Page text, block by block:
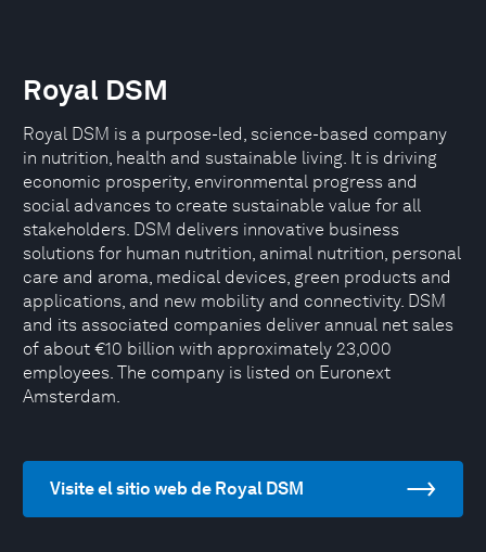
Royal DSM
Royal DSM is a purpose-led, science-based company
in nutrition, health and sustainable living. It is driving
economic prosperity, environmental progress and
social advances to create sustainable value for all
stakeholders. DSM delivers innovative business
solutions for human nutrition, animal nutrition, personal
care and aroma, medical devices, green products and
applications, and new mobility and connectivity. DSM
and its associated companies deliver annual net sales
of about €10 billion with approximately 23,000
employees. The company is listed on Euronext
Amsterdam.
Visite el sitio web de Royal DSM